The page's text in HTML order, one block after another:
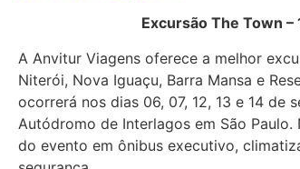
Excursão The Town – 13/09
A Anvitur Viagens oferece a melhor
Niterói, Nova Iguaçu, Barra Mansa e
ocorrerá nos dias 06, 07, 12, 13 e 14 de
Autódromo de Interlagos em São
do evento em ônibus executivo,